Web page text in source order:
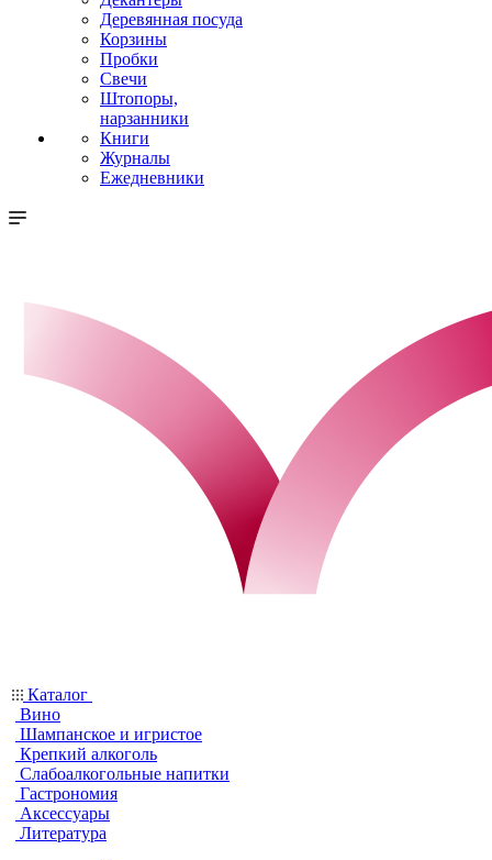
Деревянная посуда
Корзины
Пробки
Свечи
Штопоры,
нарзанники
Книги
Журналы
Ежедневники
Каталог
Вино
Шампанское и игристое
Крепкий алкоголь
Слабоалкогольные напитки
Гастрономия
Аксессуары
Литература